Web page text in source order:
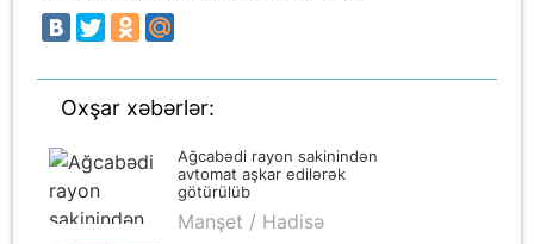
Oxşar xəbərlər:
Ağcabədi rayon sakinindən
avtomat aşkar edilərək
götürülüb
Manşet / Hadisə